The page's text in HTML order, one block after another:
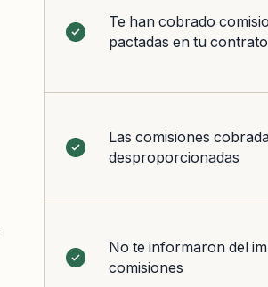
Te han cobrado
pactadas en tu contrato
Las comisiones
desproporcionadas
No te informaron del
comisiones